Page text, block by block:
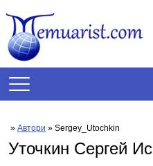
» Автори » Sergey_Utochkin
Уточкин Сергей